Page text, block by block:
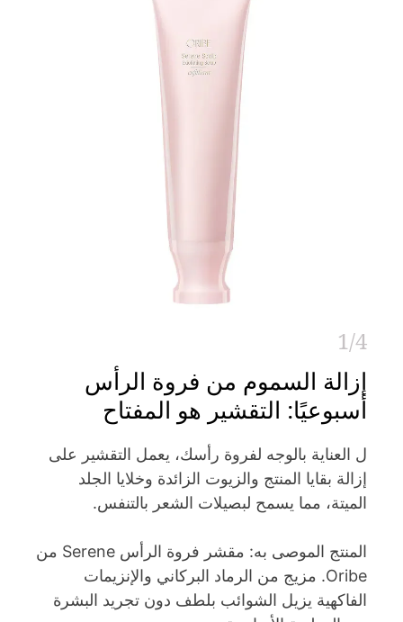
1/4
إزالة السموم من فروة الرأس
أسبوعيًا: التقشير هو المفتاح
ل العناية بالوجه لفروة رأسك، يعمل التقشير على
إزالة بقايا المنتج والزيوت الزائدة وخلايا الجلد
الميتة، مما يسمح لبصيلات الشعر بالتنفس.
المنتج الموصى به: مقشر فروة الرأس Serene من
Oribe. مزيج من الرماد البركاني والإنزيمات
الفاكهية يزيل الشوائب بلطف دون تجريد البشرة